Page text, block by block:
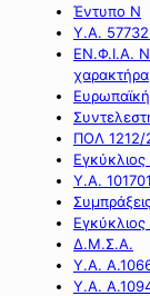
Έντυπο Ν
Υ.Α.
ΕΝ.Φ.Ι.Α.
χαρακτήρα
ΠΟΛ 1212/
Υ.Α.
Δ.Μ.Σ.Α.
Υ.Α.
Υ.Α.